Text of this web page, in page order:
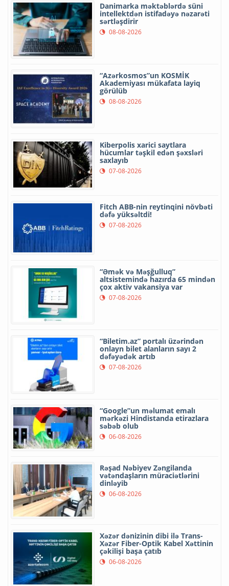
Danimarka məktəblərdə süni
intellektdən istifadəyə nəzarəti
sərtləşdirir
08-08-2026
“Azərkosmos”un KOSMİK
Akademiyası mükafata layiq
görülüb
08-08-2026
Kiberpolis xarici saytlara
hücumlar təşkil edən şəxsləri
saxlayıb
07-08-2026
Fitch ABB-nin reytinqini növbəti
dəfə yüksəltdi!
07-08-2026
“Əmək və Məşğulluq”
altsistemində hazırda 65 mindən
çox aktiv vakansiya var
07-08-2026
“Biletim.az” portalı üzərindən
onlayn bilet alanların sayı 2
dəfəyədək artıb
07-08-2026
“Google”un məlumat emalı
mərkəzi Hindistanda etirazlara
səbəb olub
06-08-2026
Rəşad Nəbiyev Zəngilanda
vətəndaşların müraciətlərini
dinləyib
06-08-2026
Xəzər dənizinin dibi ilə Trans-
Xəzər Fiber-Optik Kabel Xəttinin
çəkilişi başa çatıb
06-08-2026